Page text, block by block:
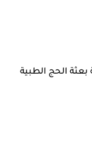
الحج الطبية